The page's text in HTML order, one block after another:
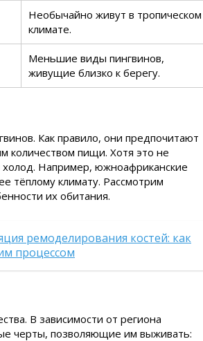
Необычайно живут в тропическом
климате.
Меньшие виды пингвинов,
живущие близко к берегу.
Как правило, они предпочитают
количеством пищи. Хотя это не
Например, южноафриканские
тёплому климату. Рассмотрим
их обитания.
ремоделирования костей: как
процессом
В зависимости от региона
черты, позволяющие им выживать: